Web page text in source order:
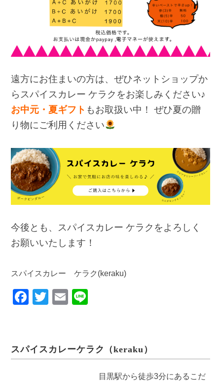
遠方にお住まいの方は、ぜひネットショップか
らスパイスカレー ケラクをお楽しみください♪
お中元・夏ギフト もお取扱い中！ ぜひ夏の贈
り物にご利用ください
今後とも、スパイスカレー ケラクをよろしく
お願いいたします！
スパイスカレー ケラク(keraku)
F
e
b
T
er
E
スパイスカレーケラク（keraku）
目黒駅から徒歩3分にあるこだ